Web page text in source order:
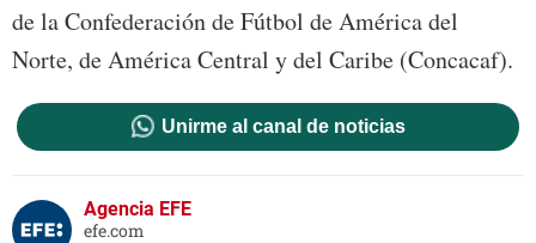
de la Confederación de Fútbol de América del
Norte, de América Central y del Caribe (Concacaf).
Unirme al canal de noticias
Agencia EFE
efe.com